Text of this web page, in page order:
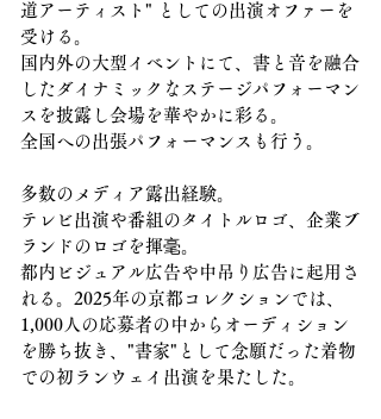
道アーティスト" としての出演オファーを
受ける。
国内外の大型イベントにて、書と音を融合
したダイナミックなステージパフォーマン
スを披露し会場を華やかに彩る。
全国への出張パフォーマンスも行う。
多数のメディア露出経験。
テレビ出演や番組のタイトルロゴ、企業ブ
ランドのロゴを揮毫。
都内ビジュアル広告や中吊り広告に起用さ
れる。2025年の京都コレクションでは、
1,000人の応募者の中からオーディション
を勝ち抜き、"書家"として念願だった着物
での初ランウェイ出演を果たした。